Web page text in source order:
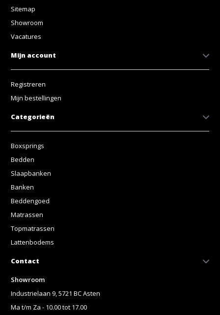
Sitemap
Showroom
Vacatures
Mijn account
Registreren
Mijn bestellingen
Categorieën
Boxsprings
Bedden
Slaapbanken
Banken
Beddengoed
Matrassen
Topmatrassen
Lattenbodems
Contact
Showroom
Industrielaan 9, 5721 BC Asten
Ma t/m Za - 10.00 tot 17.00